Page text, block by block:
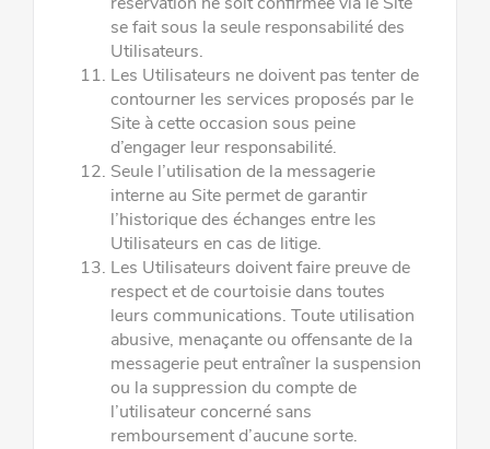
se fait sous la seule responsabilité des
Utilisateurs.
Les Utilisateurs ne doivent pas tenter de
contourner les services proposés par le
Site à cette occasion sous peine
d’engager leur responsabilité.
Seule l’utilisation de la messagerie
interne au Site permet de garantir
l’historique des échanges entre les
Utilisateurs en cas de litige.
Les Utilisateurs doivent faire preuve de
respect et de courtoisie dans toutes
leurs communications. Toute utilisation
abusive, menaçante ou offensante de la
messagerie peut entraîner la suspension
ou la suppression du compte de
l’utilisateur concerné sans
remboursement d’aucune sorte.